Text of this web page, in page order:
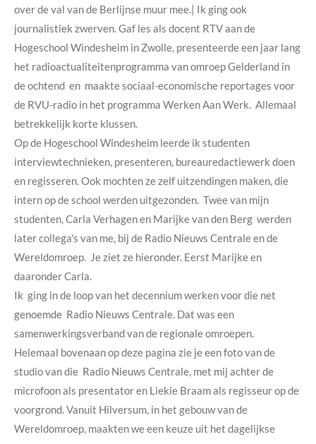
over de val van de Berlijnse muur mee.| Ik ging ook
journalistiek zwerven. Gaf les als docent RTV aan de
Hogeschool Windesheim in Zwolle, presenteerde een jaar lang
het radioactualiteitenprogramma van omroep Gelderland in
de ochtend en maakte sociaal-economische reportages voor
de RVU-radio in het programma Werken Aan Werk. Allemaal
betrekkelijk korte klussen.
Op de Hogeschool Windesheim leerde ik studenten
interviewtechnieken, presenteren, bureauredactiewerk doen
en regisseren. Ook mochten ze zelf uitzendingen maken, die
intern op de school werden uitgezonden. Twee van mijn
studenten, Carla Verhagen en Marijke van den Berg werden
later collega's van me, bij de Radio Nieuws Centrale en de
Wereldomroep. Je ziet ze hieronder. Eerst Marijke en
daaronder Carla.
Ik ging in de loop van het decennium werken voor die net
genoemde Radio Nieuws Centrale. Dat was een
samenwerkingsverband van de regionale omroepen.
Helemaal bovenaan op deze pagina zie je een foto van de
studio van die Radio Nieuws Centrale, met mij achter de
microfoon als presentator en Liekie Braam als regisseur op de
voorgrond. Vanuit Hilversum, in het gebouw van de
Wereldomroep, maakten we een keuze uit het dagelijkse